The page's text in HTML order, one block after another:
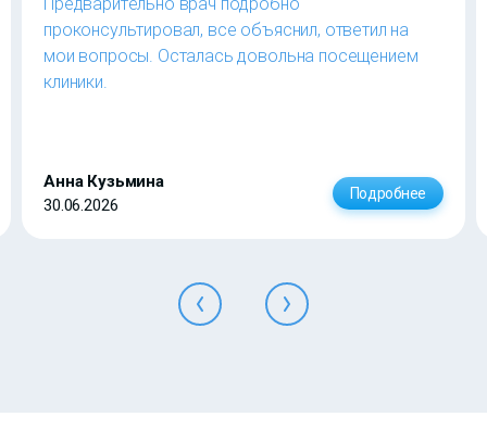
проконсультировал, все объяснил, ответил на
мои вопросы. Осталась довольна посещением
клиники.
Анна Кузьмина
30.06.2026
Подробнее